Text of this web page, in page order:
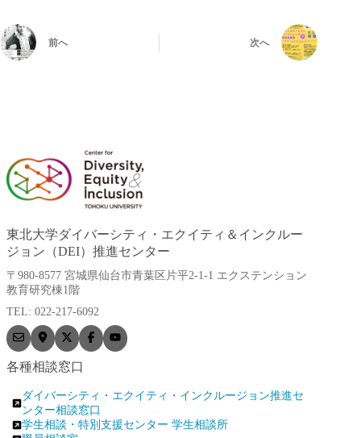
前へ 次へ
東北大学ダイバーシティ・エクイティ＆インクルー
ジョン（DEI）推進センター
〒980-8577 宮城県仙台市青葉区片平2-1-1 エクステンション
教育研究棟1階
TEL: 022-217-6092
各種相談窓口
ダイバーシティ・エクイティ・インクルージョン推進セ
ンター相談窓口
学生相談・特別支援センター 学生相談所